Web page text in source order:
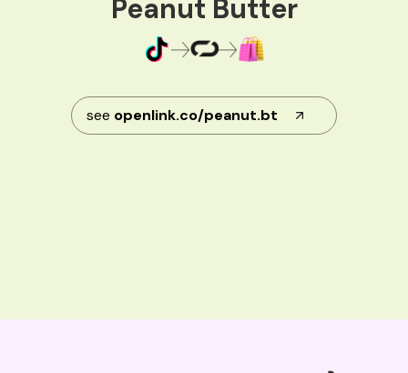
Peanut Butter
see openlink.co/peanut.bt